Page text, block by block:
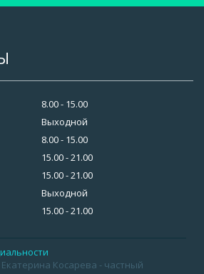
8.00 - 15.00
Выходной
8.00 - 15.00
15.00 - 21.00
15.00 - 21.00
Выходной
15.00 - 21.00
Косарева - частный